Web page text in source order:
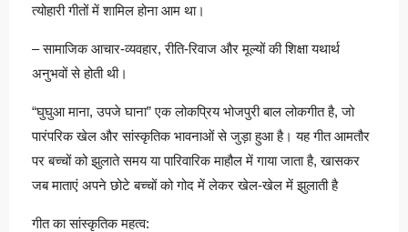
त्योहारी गीतों में शामिल होना आम था।
– सामाजिक आचार-व्यवहार, रीति-रिवाज और मूल्यों की शिक्षा यथार्थ
अनुभवों से होती थी।
“घुघुआ माना, उपजे घाना” एक लोकप्रिय भोजपुरी बाल लोकगीत है, जो
पारंपरिक खेल और सांस्कृतिक भावनाओं से जुड़ा हुआ है। यह गीत आमतौर
पर बच्चों को झुलाते समय या पारिवारिक माहौल में गाया जाता है, खासकर
जब माताएं अपने छोटे बच्चों को गोद में लेकर खेल-खेल में झुलाती है
गीत का सांस्कृतिक महत्व: